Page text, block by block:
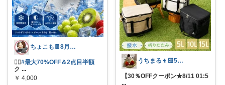
ちょこも🍫8月の推し♡お買物メモ
🏃‍♀️#最大70%OFF＆2点目半額
ク ...
￥ 4,000
うちまる👦🏻5歳ママ♡
【30％OFFクーポン★8/11 01:5
...